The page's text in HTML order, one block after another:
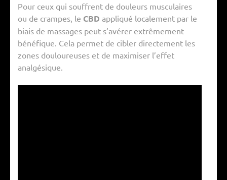
Pour ceux qui souffrent de douleurs musculaires
ou de crampes, le CBD appliqué localement par le
biais de massages peut s’avérer extrêmement
bénéfique. Cela permet de cibler directement les
zones douloureuses et de maximiser l’effet
analgésique.